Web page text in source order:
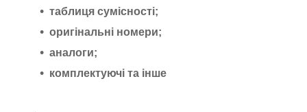
таблиця сумісності;
оригінальні номери;
аналоги;
комплектуючі та інше